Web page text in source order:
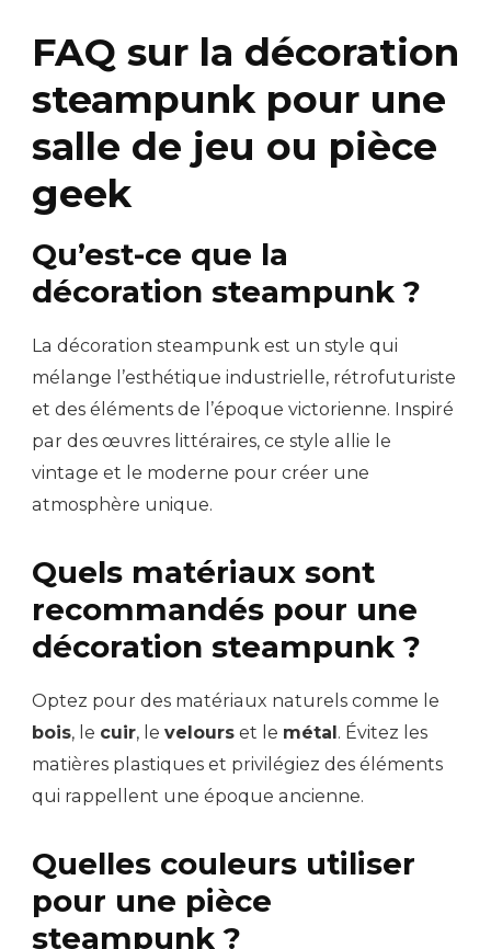
FAQ sur la décoration
steampunk pour une
salle de jeu ou pièce
geek
Qu’est-ce que la
décoration steampunk ?
La décoration steampunk est un style qui
mélange l’esthétique industrielle, rétrofuturiste
et des éléments de l’époque victorienne. Inspiré
par des œuvres littéraires, ce style allie le
vintage et le moderne pour créer une
atmosphère unique.
Quels matériaux sont
recommandés pour une
décoration steampunk ?
Optez pour des matériaux naturels comme le
bois, le cuir, le velours et le métal . Évitez les
matières plastiques et privilégiez des éléments
qui rappellent une époque ancienne.
Quelles couleurs utiliser
pour une pièce
steampunk ?